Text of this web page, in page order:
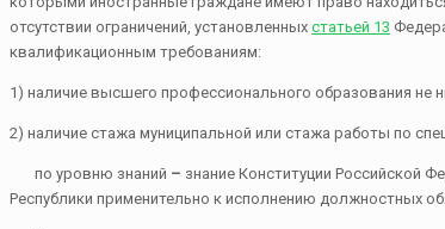
отсутствии ограничений, установленных статьей 13
квалификационным требованиям:
1) наличие высшего профессионального образования не
2) наличие стажа муниципальной или стажа работы по
по уровню знаний – знание Конституции Российской
Республики применительно к исполнению должностных